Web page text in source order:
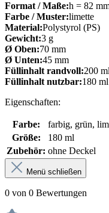
Format / Maße:h = 82
Farbe / Muster:limette
Material:Polystyrol (PS)
Gewicht:3 g
Ø Oben:70 mm
Ø Unten:45 mm
Füllinhalt randvoll:200 ml
Füllinhalt nutzbar:180 ml
Eigenschaften:
Farbe:
farbig, grün,
Größe:
180 ml
Zubehör: ohne Deckel
Menü schließen
0 von 0 Bewertungen